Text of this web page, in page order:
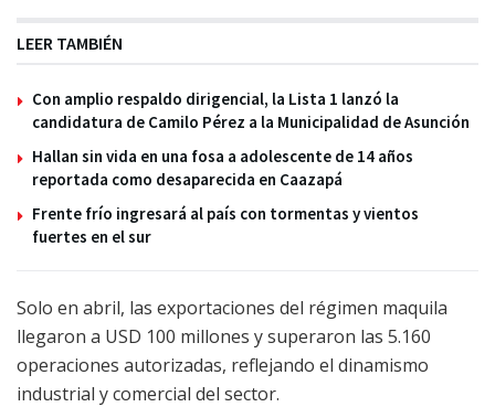
LEER TAMBIÉN
Con amplio respaldo dirigencial, la Lista 1 lanzó la
candidatura de Camilo Pérez a la Municipalidad de Asunción
Hallan sin vida en una fosa a adolescente de 14 años
reportada como desaparecida en Caazapá
Frente frío ingresará al país con tormentas y vientos
fuertes en el sur
Solo en abril, las exportaciones del régimen maquila
llegaron a USD 100 millones y superaron las 5.160
operaciones autorizadas, reflejando el dinamismo
industrial y comercial del sector.